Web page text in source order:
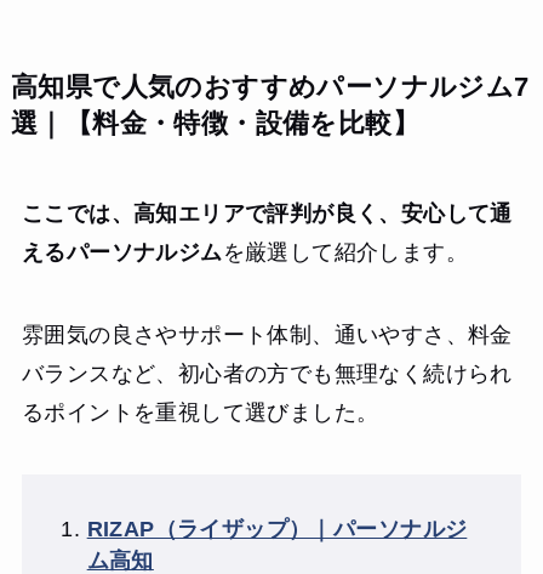
高知県で人気のおすすめパーソナルジム7
選｜【料金・特徴・設備を比較】
ここでは、高知エリアで評判が良く、安心して通
えるパーソナルジム を厳選して紹介します。
雰囲気の良さやサポート体制、通いやすさ、料金
バランスなど、初心者の方でも無理なく続けられ
るポイントを重視して選びました。
RIZAP（ライザップ）｜パーソナルジ
ム高知